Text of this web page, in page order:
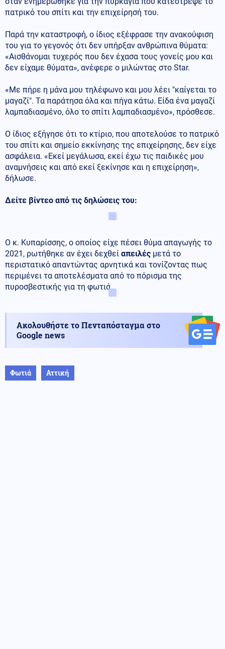
πατρικό του σπίτι και την επιχείρησή του.
Παρά την καταστροφή, ο ίδιος εξέφρασε την ανακούφιση
του για το γεγονός ότι δεν υπήρξαν ανθρώπινα θύματα:
«Αισθάνομαι τυχερός που δεν έχασα τους γονείς μου και
δεν είχαμε θύματα», ανέφερε ο μιλώντας στο Star.
«Με πήρε η μάνα μου τηλέφωνο και μου λέει "καίγεται το
μαγαζί". Τα παράτησα όλα και πήγα κάτω. Είδα ένα μαγαζί
λαμπαδιασμένο, όλο το σπίτι λαμπαδιασμένο», πρόσθεσε.
Ο ίδιος εξήγησε ότι το κτίριο, που αποτελούσε το πατρικό
του σπίτι και σημείο εκκίνησης της επιχείρησης, δεν είχε
ασφάλεια. «Εκεί μεγάλωσα, εκεί έχω τις παιδικές μου
αναμνήσεις και από εκεί ξεκίνησε και η επιχείρηση»,
δήλωσε.
Δείτε βίντεο από τις δηλώσεις του:
Ο κ. Κυπαρίσσης, ο οποίος είχε πέσει θύμα απαγωγής το
2021, ρωτήθηκε αν έχει δεχθεί απειλές μετά το
περιστατικό απαντώντας αρνητικά και τονίζοντας πως
περιμένει τα αποτελέσματα από το πόρισμα της
πυροσβεστικής για τη φωτιά.
Ακολουθήστε το Πενταπόσταγμα στο
Google news
Φωτιά Αττική